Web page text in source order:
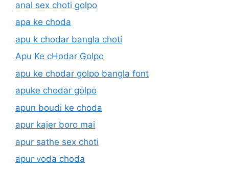
anal sex choti golpo
apa ke choda
apu k chodar bangla choti
Apu Ke cHodar Golpo
apu ke chodar golpo bangla font
apuke chodar golpo
apun boudi ke choda
apur kajer boro mai
apur sathe sex choti
apur voda choda